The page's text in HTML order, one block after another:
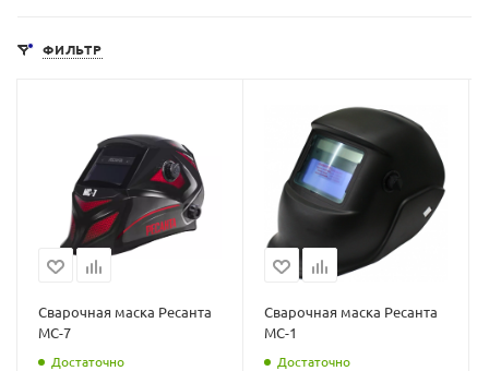
ФИЛЬТР
Сварочная маска Ресанта
МС-7
Достаточно
Сварочная маска Ресанта
МС-1
Достаточно